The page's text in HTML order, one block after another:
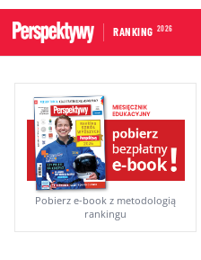
RANKING 2026
UCZELNIE
UCZELNIE
RANKINGI WG
RANKINGI WG
Pobierz e-book z metodologią
rankingu